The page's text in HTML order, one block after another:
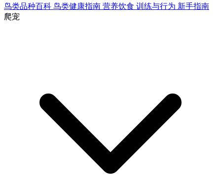
鸟类品种百科 鸟类健康指南 营养饮食 训练与行为 新手指南
爬宠